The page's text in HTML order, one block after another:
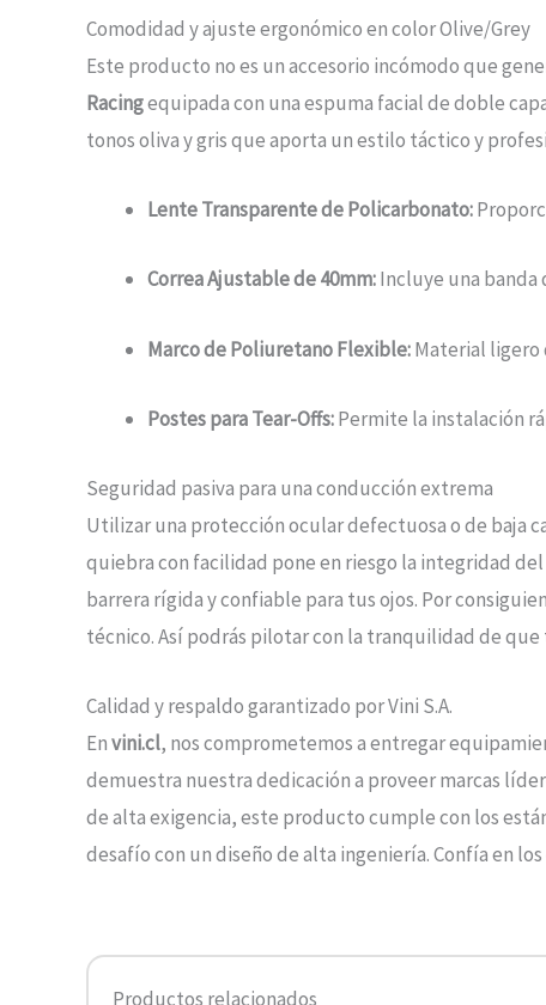
Comodidad y ajuste ergonómico en color Olive/Grey
Este producto no es un accesorio incómodo que
Racingequipada con una espuma facial de doble
tonos oliva y gris que aporta un estilo táctico y
Lente Transparente de Policarbonato:
Correa Ajustable de 40mm:Incluye una
Marco de Poliuretano Flexible:Material ligero
Postes para Tear-Offs:Permite la instalación
Seguridad pasiva para una conducción extrema
Utilizar una protección ocular defectuosa o de baja
quiebra con facilidad pone en riesgo la integridad
barrera rígida y confiable para tus ojos. Por
técnico. Así podrás pilotar con la tranquilidad de
Calidad y respaldo garantizado por Vini S.A.
Envini.cl, nos comprometemos a entregar
demuestra nuestra dedicación a proveer marcas
de alta exigencia, este producto cumple con los
desafío con un diseño de alta ingeniería. Confía en
Productos relacionados